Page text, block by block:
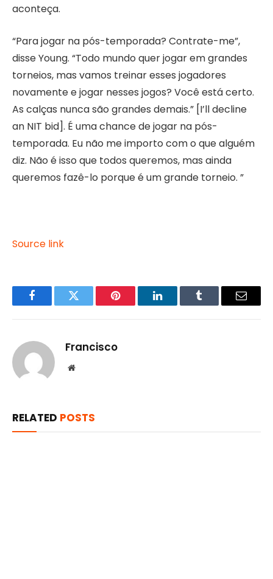
aconteça.
“Para jogar na pós-temporada? Contrate-me”,
disse Young. “Todo mundo quer jogar em grandes
torneios, mas vamos treinar esses jogadores
novamente e jogar nesses jogos? Você está certo.
As calças nunca são grandes demais.” [I’ll decline
an NIT bid]. É uma chance de jogar na pós-
temporada. Eu não me importo com o que alguém
diz. Não é isso que todos queremos, mas ainda
queremos fazê-lo porque é um grande torneio. ”
Source link
FacebookTwitter Pinterest LinkedInTumblr Email
Francisco
Website
RELATED POSTS